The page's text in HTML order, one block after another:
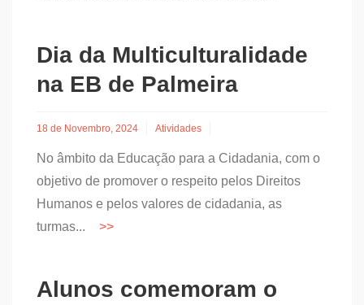
Dia da Multiculturalidade
na EB de Palmeira
18 de Novembro, 2024 Atividades
No âmbito da Educação para a Cidadania, com o
objetivo de promover o respeito pelos Direitos
Humanos e pelos valores de cidadania, as
turmas...
Alunos comemoram o